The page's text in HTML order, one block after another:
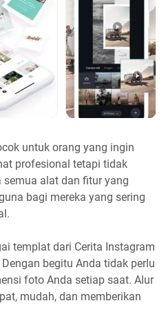
untuk orang yang ingin
profesional tetapi tidak
semua alat dan fitur yang
bagi mereka yang sering
templat dari Cerita Instagram
begitu Anda tidak perlu
foto Anda setiap saat. Alur
mudah, dan memberikan